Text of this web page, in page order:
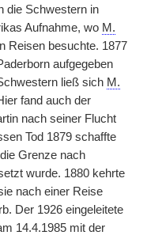
die Schwestern in
Aufnahme, wo M.
Reisen besuchte. 1877
aufgegeben
ließ sich M.
fand auch der
nach seiner Flucht
Tod 1879 schaffte
Grenze nach
wurde. 1880 kehrte
nach einer Reise
Der 1926 eingeleitete
14.4.1985 mit der